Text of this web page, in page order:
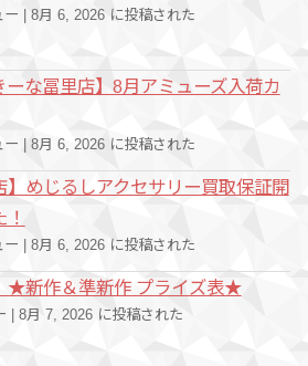
ー 8月 6, 2026 に投稿された
ーな冨里店】8月アミューズ入荷カ
ー | 8月 6, 2026 に投稿された
】めじるしアクセサリー買取保証開
ー 8月 6, 2026 に投稿された
★新作＆準新作 プライズ表★
8月 7, 2026 に投稿された